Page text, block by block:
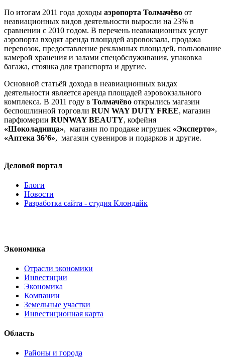
По итогам 2011 года доходы аэропорта Толмачёво от
неавиационных видов деятельности выросли на 23% в
сравнении с 2010 годом. В перечень неавиационных услуг
аэропорта входят аренда площадей аэровокзала, продажа
перевозок, предоставление рекламных площадей, пользование
камерой хранения и залами спецобслуживания, упаковка
багажа, стоянка для транспорта и другие.
Основной статьёй дохода в неавиационных видах
деятельности является аренда площадей аэровокзального
комплекса. В 2011 году в Толмачёво открылись магазин
беспошлинной торговли RUN WAY DUTY FREE, магазин
парфюмерии RUNWAY BEAUTY, кофейня
«Шоколадница», магазин по продаже игрушек «Эксперто»,
«Аптека 36’6», магазин сувениров и подарков и другие.
Деловой портал
Блоги
Новости
Разработка сайта - студия Клондайк
Экономика
Отрасли экономики
Инвестиции
Экономика
Компании
Земельные участки
Инвестиционная карта
Область
Районы и города